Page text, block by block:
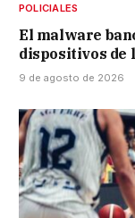
POLICIALES
El malware
dispositivos de
9 de agosto de 2026